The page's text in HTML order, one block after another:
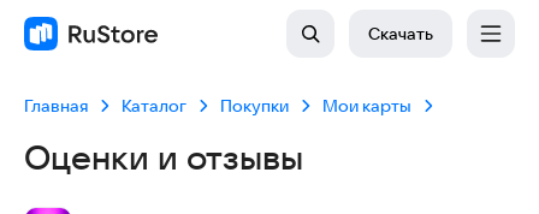
Скачать
Главная Каталог Покупки Мои карты
Оценки и отзывы